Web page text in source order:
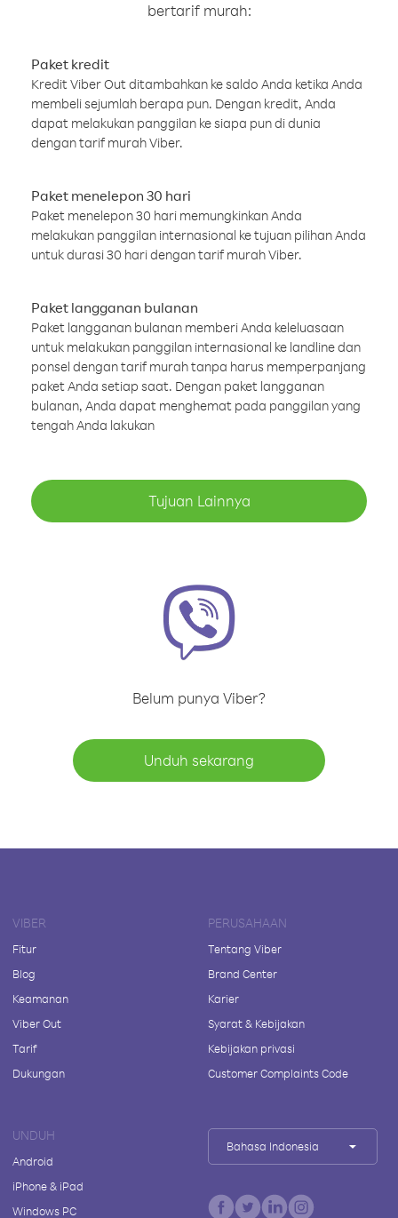
bertarif murah:
Paket kredit
Kredit Viber Out ditambahkan ke saldo Anda ketika Anda
membeli sejumlah berapa pun. Dengan kredit, Anda
dapat melakukan panggilan ke siapa pun di dunia
dengan tarif murah Viber.
Paket menelepon 30 hari
Paket menelepon 30 hari memungkinkan Anda
melakukan panggilan internasional ke tujuan pilihan Anda
untuk durasi 30 hari dengan tarif murah Viber.
Paket langganan bulanan
Paket langganan bulanan memberi Anda keleluasaan
untuk melakukan panggilan internasional ke landline dan
ponsel dengan tarif murah tanpa harus memperpanjang
paket Anda setiap saat. Dengan paket langganan
bulanan, Anda dapat menghemat pada panggilan yang
tengah Anda lakukan
Tujuan Lainnya
Belum punya Viber?
Unduh sekarang
VIBER
Fitur
Blog
Keamanan
Viber Out
Tarif
Dukungan
PERUSAHAAN
Tentang Viber
Brand Center
Karier
Syarat & Kebijakan
Kebijakan privasi
Customer Complaints Code
UNDUH
Android
iPhone & iPad
Windows PC
Bahasa Indonesia